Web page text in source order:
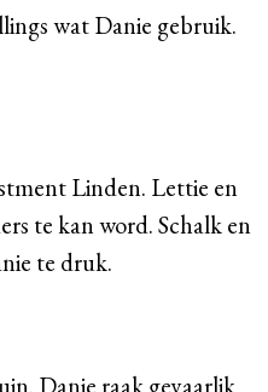
wat Danie gebruik.
Linden. Lettie en
te kan word. Schalk en
te druk.